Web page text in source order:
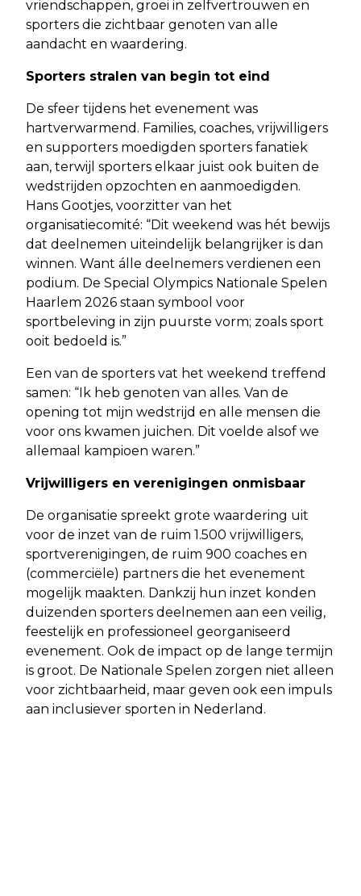
vriendschappen, groei in zelfvertrouwen en
sporters die zichtbaar genoten van alle
aandacht en waardering.
Sporters stralen van begin tot eind
De sfeer tijdens het evenement was
hartverwarmend. Families, coaches, vrijwilligers
en supporters moedigden sporters fanatiek
aan, terwijl sporters elkaar juist ook buiten de
wedstrijden opzochten en aanmoedigden.
Hans Gootjes, voorzitter van het
organisatiecomité: “Dit weekend was hét bewijs
dat deelnemen uiteindelijk belangrijker is dan
winnen. Want álle deelnemers verdienen een
podium. De Special Olympics Nationale Spelen
Haarlem 2026 staan symbool voor
sportbeleving in zijn puurste vorm; zoals sport
ooit bedoeld is.”
Een van de sporters vat het weekend treffend
samen: “Ik heb genoten van alles. Van de
opening tot mijn wedstrijd en alle mensen die
voor ons kwamen juichen. Dit voelde alsof we
allemaal kampioen waren.”
Vrijwilligers en verenigingen onmisbaar
De organisatie spreekt grote waardering uit
voor de inzet van de ruim 1.500 vrijwilligers,
sportverenigingen, de ruim 900 coaches en
(commerciële) partners die het evenement
mogelijk maakten. Dankzij hun inzet konden
duizenden sporters deelnemen aan een veilig,
feestelijk en professioneel georganiseerd
evenement. Ook de impact op de lange termijn
is groot. De Nationale Spelen zorgen niet alleen
voor zichtbaarheid, maar geven ook een impuls
aan inclusiever sporten in Nederland.